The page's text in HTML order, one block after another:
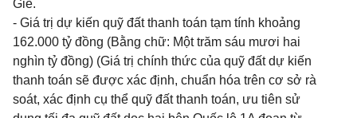
Giẽ.
- Giá trị dự kiến quỹ đất thanh toán tạm tính khoảng
162.000 tỷ đồng (Bằng chữ: Một trăm sáu mươi hai
nghìn tỷ đồng) (Giá trị chính thức của quỹ đất dự kiến
thanh toán sẽ được xác định, chuẩn hóa trên cơ sở rà
soát, xác định cụ thể quỹ đất thanh toán, ưu tiên sử